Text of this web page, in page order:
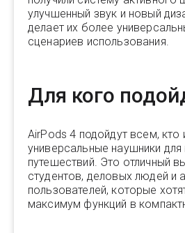
улучшенный звук и новый
делает их более
сценариев использования.
Для кого
AirPods 4 подойдут всем, кто
универсальные наушники
путешествий. Это отличный
студентов, деловых людей и
пользователей, которые
максимум функций в